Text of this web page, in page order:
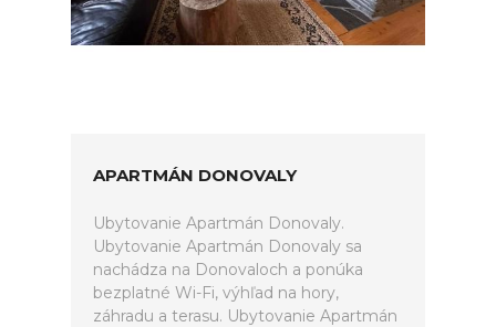
APARTMÁN DONOVALY
Ubytovanie Apartmán Donovaly.
Ubytovanie Apartmán Donovaly sa
nachádza na Donovaloch a ponúka
bezplatné Wi-Fi, výhľad na hory,
záhradu a terasu. Ubytovanie Apartmán